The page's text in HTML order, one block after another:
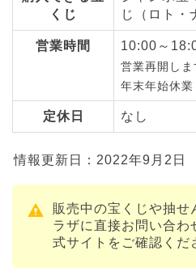
くじ
じ（ロト・
営業時間 10:00～
営業再開しま
年末年始休業
定休日 なし
情報更新日：2022年9月2日
販売中の宝くじや抽
ラザに直接お問い合わ
式サイトをご確認くだ